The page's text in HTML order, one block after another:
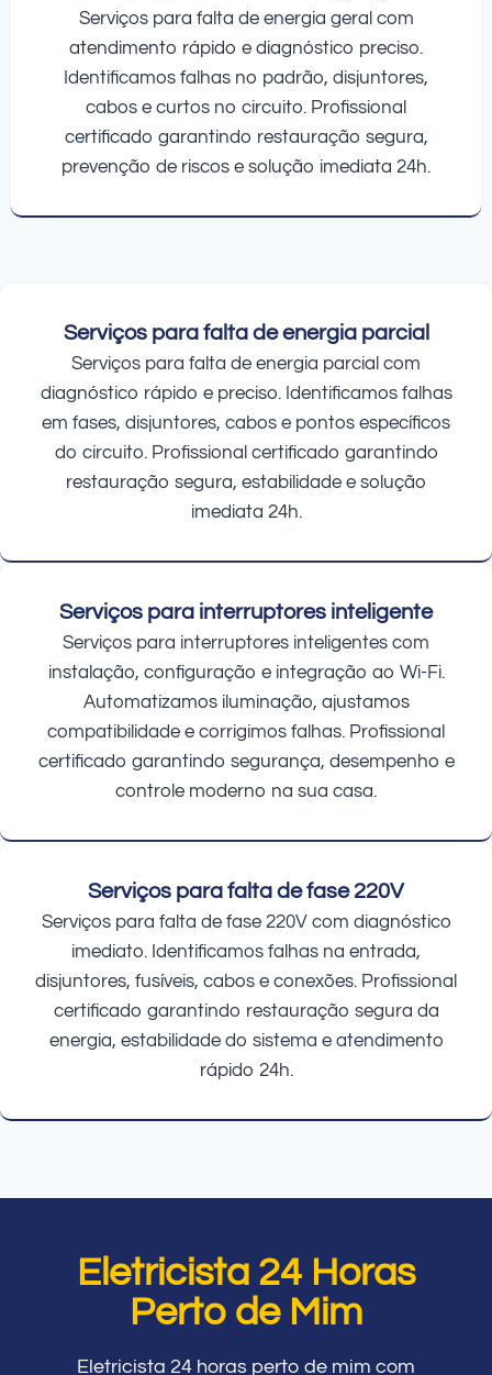
Serviços para falta de energia geral com
atendimento rápido e diagnóstico preciso.
Identificamos falhas no padrão, disjuntores,
cabos e curtos no circuito. Profissional
certificado garantindo restauração segura,
prevenção de riscos e solução imediata 24h.
Serviços para falta de energia parcial
Serviços para falta de energia parcial com
diagnóstico rápido e preciso. Identificamos falhas
em fases, disjuntores, cabos e pontos específicos
do circuito. Profissional certificado garantindo
restauração segura, estabilidade e solução
imediata 24h.
Serviços para interruptores inteligente
Serviços para interruptores inteligentes com
instalação, configuração e integração ao Wi-Fi.
Automatizamos iluminação, ajustamos
compatibilidade e corrigimos falhas. Profissional
certificado garantindo segurança, desempenho e
controle moderno na sua casa.
Serviços para falta de fase 220V
Serviços para falta de fase 220V com diagnóstico
imediato. Identificamos falhas na entrada,
disjuntores, fusíveis, cabos e conexões. Profissional
certificado garantindo restauração segura da
energia, estabilidade do sistema e atendimento
rápido 24h.
Eletricista 24 Horas
Perto de Mim
Eletricista 24 horas perto de mim com